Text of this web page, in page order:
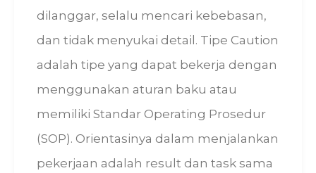
dilanggar, selalu mencari kebebasan,
dan tidak menyukai detail. Tipe Caution
adalah tipe yang dapat bekerja dengan
menggunakan aturan baku atau
memiliki Standar Operating Prosedur
(SOP). Orientasinya dalam menjalankan
pekerjaan adalah result dan task sama